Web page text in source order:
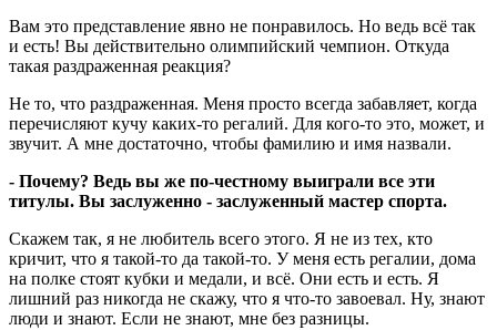
Вам это представление явно не понравилось. Но ведь всё так
и есть! Вы действительно олимпийский чемпион. Откуда
такая раздраженная реакция?
Не то, что раздраженная. Меня просто всегда забавляет, когда
перечисляют кучу каких-то регалий. Для кого-то это, может, и
звучит. А мне достаточно, чтобы фамилию и имя назвали.
- Почему? Ведь вы же по-честному выиграли все эти
титулы. Вы заслуженно - заслуженный мастер спорта.
Скажем так, я не любитель всего этого. Я не из тех, кто
кричит, что я такой-то да такой-то. У меня есть регалии, дома
на полке стоят кубки и медали, и всё. Они есть и есть. Я
лишний раз никогда не скажу, что я что-то завоевал. Ну, знают
люди и знают. Если не знают, мне без разницы.